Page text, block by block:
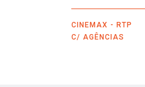
CINEMAX - RTP
C/ AGÊNCIAS